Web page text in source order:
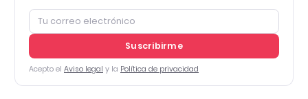
Suscribirme
Acepto el Aviso legal y la Política de privacidad